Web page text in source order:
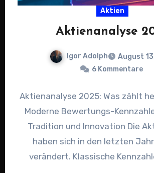
Aktien
Aktienanalyse
Igor Adolph
August
6 Kommentare
Aktienanalyse 2025: Was zählt
Moderne Bewertungs-
Tradition und Innovation Die
haben sich in den letzten
verändert. Klassische